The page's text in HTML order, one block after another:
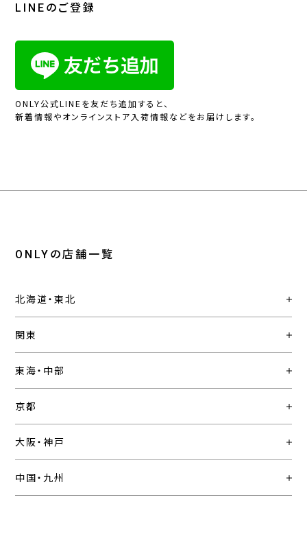
LINEのご登録
ONLY公式LINEを友だち追加すると、
新着情報やオンラインストア入荷情報などをお届けします。
ONLYの店舗一覧
北海道・東北
関東
東海・中部
京都
大阪・神戸
中国・九州